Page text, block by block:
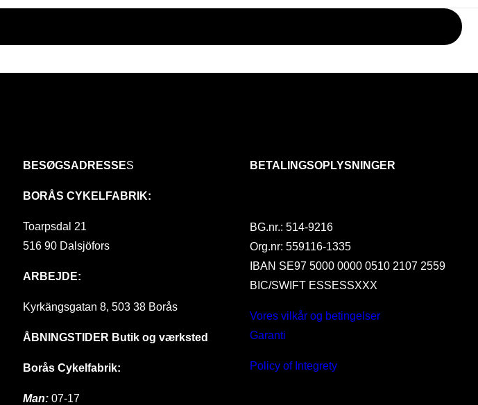
BESØGSADRESSES
BORÅS CYKELFABRIK:
Toarpsdal 21
516 90 Dalsjöfors
ARBEJDE:
Kyrkängsgatan 8, 503 38 Borås
ÅBNINGSTIDER Butik og værksted
Borås Cykelfabrik:
Man: 07-17
BETALINGSOPLYSNINGER
BG.nr.: 514-9216
Org.nr: 559116-1335
IBAN SE97 5000 0000 0510 2107 2559
BIC/SWIFT ESSESSXXX
Vores vilkår og betingelser
Garanti
Policy of Integrety